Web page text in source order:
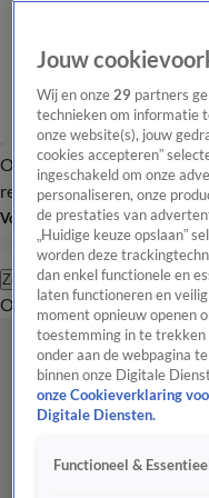
Overzicht Laatste nieuws
redactie
Volg Hart van Nederland
Zoeken
OverzichtRegio
Jouw
Wij en onze29 partners
technieken om informatie
onze website(s), jouw
cookies accepteren”
ingeschakeld om onze
personaliseren, onze
de prestaties van
„Huidige keuze opslaan”
worden deze
dan enkel functionele en
laten functioneren en
moment opnieuw openen
toestemming in te trekken
onder aan de webpagina
binnen onze Digitale
onze Cookieverklaring
Digitale Diensten.
Functioneel & Essentieel